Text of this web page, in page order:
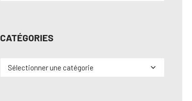
CATÉGORIES
Catégories